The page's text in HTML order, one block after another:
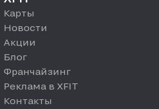
Карты
Новости
Акции
Блог
Франчайзинг
Реклама в XFIT
Контакты